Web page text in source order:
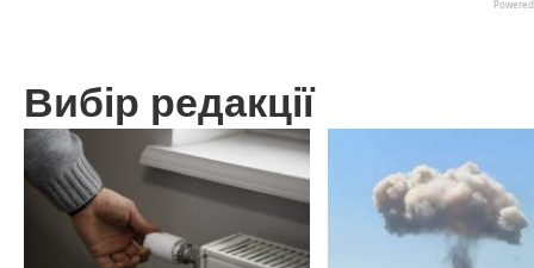
Вибір редакції